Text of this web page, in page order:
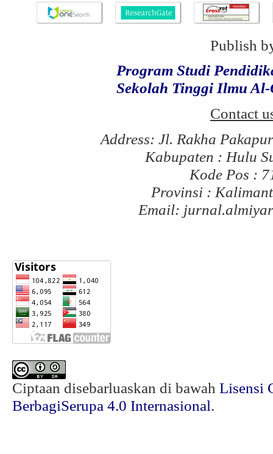
Publish
Program Studi
Sekolah Tinggi Ilmu
Contact
Address: Jl. Rakha
Kabupaten : Hulu
Kode Pos :
Provinsi :
Email:
Ciptaan disebarluaskan di bawah Lisensi
BerbagiSerupa 4.0 Internasional.